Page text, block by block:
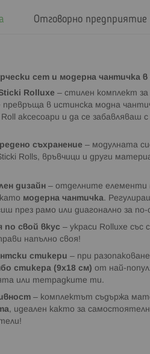
сет и модерна чантичка в
Rolluxe – стилен комплект
превръща в истинска модна
аксесоари и да се забавляваш с
съхранение – модулната
Rolls, връвчици и други
дизайн – отделните елементи
модерна чантичка.
през рамо или диагонално за
по свой вкус – украси Rolluxe
напълно своя!
стикери – при
стикера (9x18 см) от най-
или тетрадките ти.
– комплектът съдържа
, идеален както за
Отговорно предприятие